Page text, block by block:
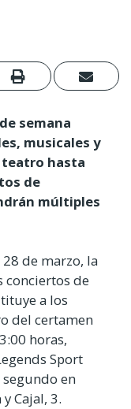
semana
musicales y
teatro hasta
de
múltiples
28 de marzo, la
conciertos de
a los
del certamen
horas,
Sport
segundo en
Cajal, 3.